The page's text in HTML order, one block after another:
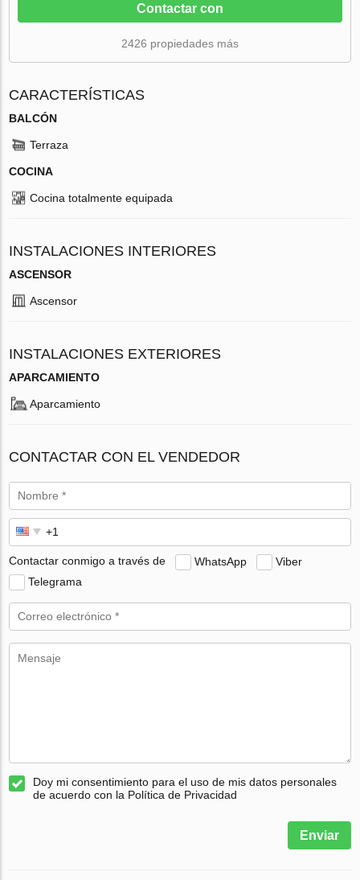
Contactar con
2426 propiedades más
CARACTERÍSTICAS
BALCÓN
Terraza
COCINA
Cocina totalmente equipada
INSTALACIONES INTERIORES
ASCENSOR
Ascensor
INSTALACIONES EXTERIORES
APARCAMIENTO
Aparcamiento
CONTACTAR CON EL VENDEDOR
Contactar conmigo a través de WhatsApp
Viber
Telegrama
Doy mi consentimiento para el uso de mis datos personales
de acuerdo con la Política de Privacidad
Enviar